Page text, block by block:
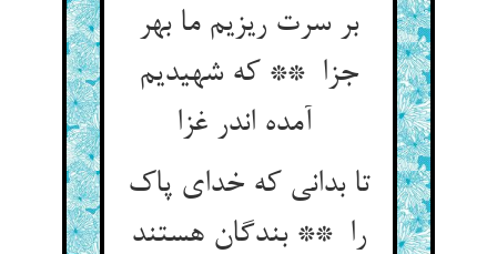
بر سرت ریزیم ما بهر
جزا ** که شهیدیم
تا بدانی که خدای پاک
را ** بندگان هستند